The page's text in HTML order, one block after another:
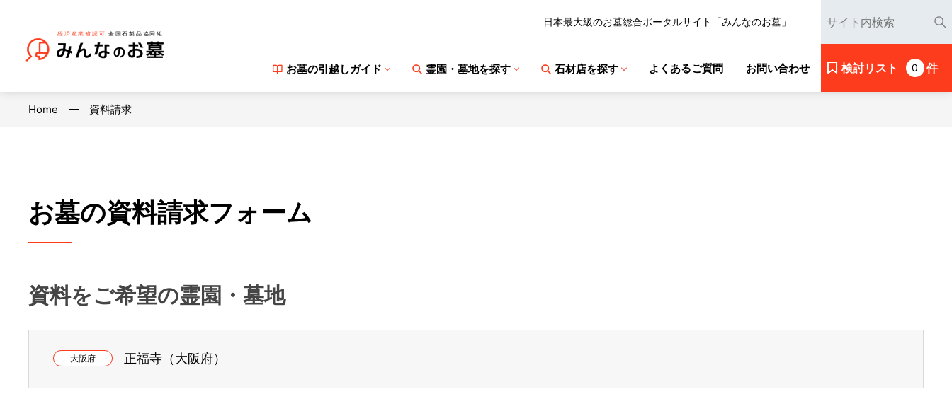
日本最大級のお墓総合ポータルサイト「みんなのお墓」
お墓の引越しガイド 霊園・墓地を探す 石材店を探す よくあるご質問 お問い合わせ 検討リスト 0 件
Home 資料請求
お墓の資料請求フォーム
資料をご希望の霊園・墓地
大阪府 正福寺（大阪府）